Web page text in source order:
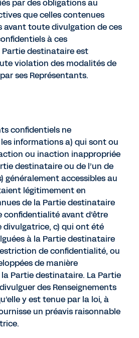
par des obligations au
que celles contenues
avant toute divulgation de ces
à ces
Partie destinataire est
violation des modalités de
ses Représentants.
confidentiels ne
informations a) qui sont ou
ou inaction inappropriée
destinataire ou de l’un de
généralement accessibles au
légitimement en
de la Partie destinataire
avant d’être
divulgatrice, c) qui ont été
à la Partie destinataire
de confidentialité, ou
de manière
Partie destinataire. La Partie
des Renseignements
y est tenue par la loi, à
un préavis raisonnable